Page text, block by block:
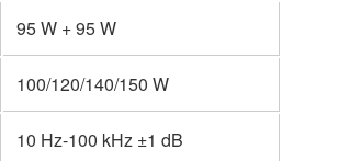
95 W + 95 W
100/120/140/150 W
10 Hz-100 kHz ±1 dB